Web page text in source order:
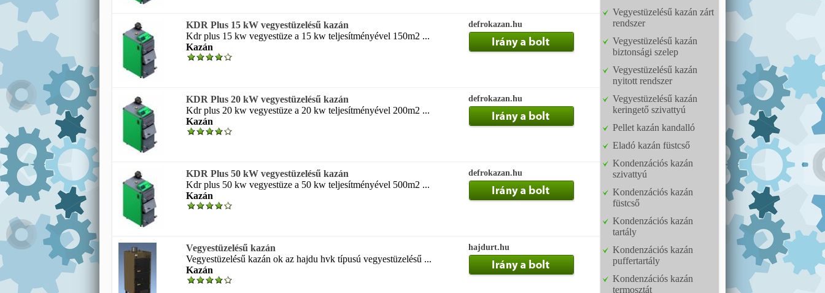
KDR Plus 15 kW vegyestüzelésű kazán
Kdr plus 15 kw vegyestüze a 15 kw teljesítményével 150m2 ...
Kazán
defrokazan.hu
KDR Plus 20 kW vegyestüzelésű kazán
Kdr plus 20 kw vegyestüze a 20 kw teljesítményével 200m2 ...
Kazán
defrokazan.hu
KDR Plus 50 kW vegyestüzelésű kazán
Kdr plus 50 kw vegyestüze a 50 kw teljesítményével 500m2 ...
Kazán
defrokazan.hu
Vegyestüzelésű kazán
Vegyestüzelésű kazán ok az hajdu hvk típusú vegyestüzelésű ...
Kazán
hajdurt.hu
Vegyestüzelésű kazán zárt
rendszer
Vegyestüzelésű kazán
biztonsági szelep
Vegyestüzelésű kazán
nyitott rendszer
Vegyestüzelésű kazán
keringető szivattyú
Pellet kazán kandalló
Eladó kazán füstcső
Kondenzációs kazán
szivattyú
Kondenzációs kazán
füstcső
Kondenzációs kazán
tartály
Kondenzációs kazán
puffertartály
Kondenzációs kazán
termosztát